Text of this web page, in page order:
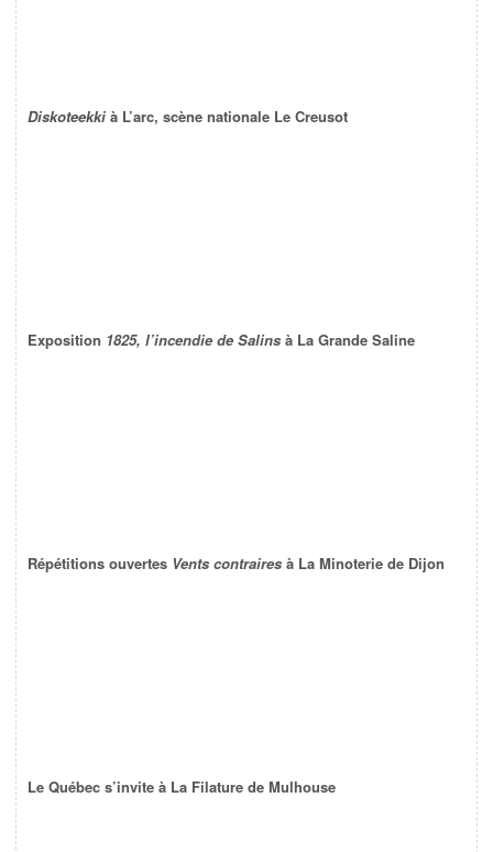
Diskoteekki à L’arc, scène nationale Le Creusot
Exposition 1825, l’incendie de Salins à La Grande Saline
Répétitions ouvertes Vents contraires à La Minoterie de Dijon
Le Québec s’invite à La Filature de Mulhouse